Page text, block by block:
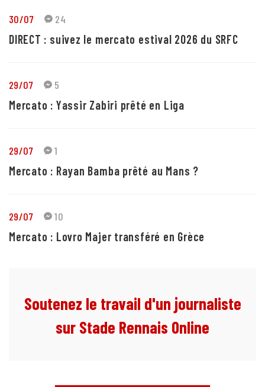
30/07 24
DIRECT : suivez le mercato estival 2026 du SRFC
29/07 5
Mercato : Yassir Zabiri prêté en Liga
29/07 1
Mercato : Rayan Bamba prêté au Mans ?
29/07 10
Mercato : Lovro Majer transféré en Grèce
Soutenez le travail d'un journaliste
sur Stade Rennais Online